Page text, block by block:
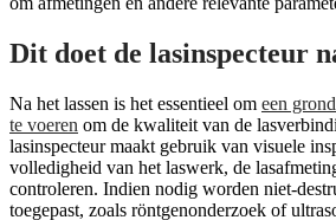
Dit doet de lasinspecteur
Na het lassen is het essentieel om een
te voeren om de kwaliteit van de
lasinspecteur maakt gebruik van visuele
volledigheid van het laswerk, de
controleren. Indien nodig worden niet-
toegepast, zoals röntgenonderzoek of